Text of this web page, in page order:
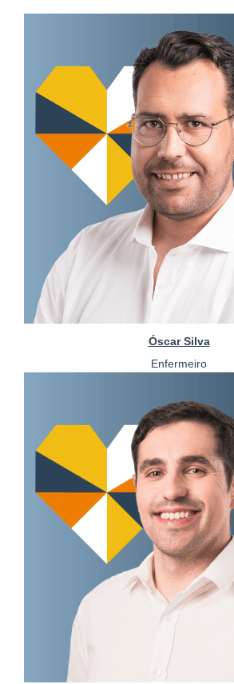
Óscar Silva
Enfermeiro